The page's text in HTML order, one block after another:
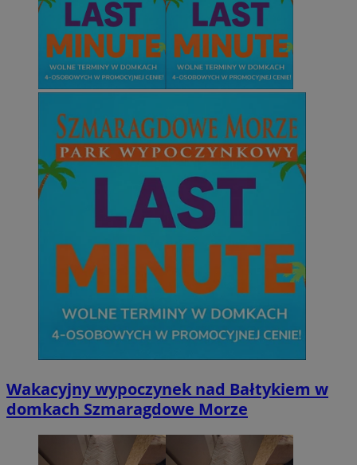
Wakacyjny wypoczynek nad Bałtykiem w
domkach Szmaragdowe Morze